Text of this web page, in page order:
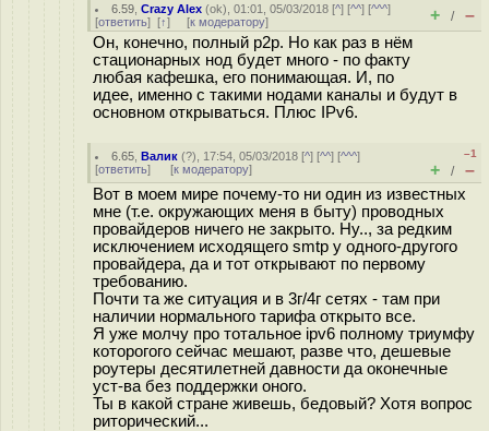
6.59 ,Crazy Alex (ok), 01:01, 05/03/2018 [^] [^^] [^^^]
[ответить] [↑] [к модератору] + / –
Он, конечно, полный p2p. Но как раз в нём
стационарных нод будет много - по факту
любая кафешка, его понимающая. И, по
идее, именно с такими нодами каналы и будут в
основном открываться. Плюс IPv6.
6.65 ,Валик (?), 17:54, 05/03/2018 [^] [^^] [^^^]
[ответить] [к модератору]
–1
+ / –
Вот в моем мире почему-то ни один из известных
мне (т.е. окружающих меня в быту) проводных
провайдеров ничего не закрыто. Ну.., за редким
исключением исходящего smtp у одного-другого
провайдера, да и тот открывают по первому
требованию.
Почти та же ситуация и в 3г/4г сетях - там при
наличии нормального тарифа открыто все.
Я уже молчу про тотальное ipv6 полному триумфу
которогого сейчас мешают, разве что, дешевые
роутеры десятилетней давности да оконечные
уст-ва без поддержки оного.
Ты в какой стране живешь, бедовый? Хотя вопрос
риторический...